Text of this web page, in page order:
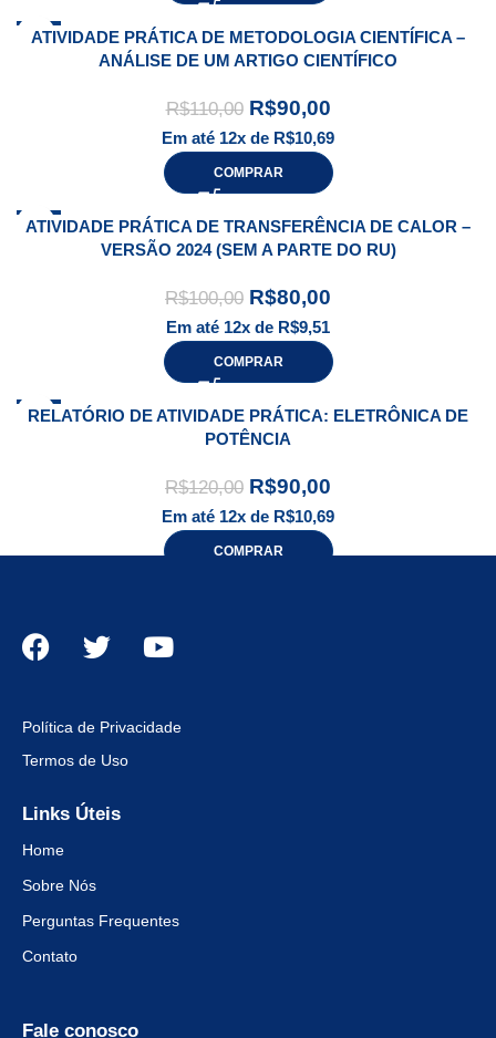
-18%
ATIVIDADE PRÁTICA DE METODOLOGIA CIENTÍFICA –
ANÁLISE DE UM ARTIGO CIENTÍFICO
R$110,00 R$90,00
Em até 12x de R$10,69
COMPRAR
-20%
ATIVIDADE PRÁTICA DE TRANSFERÊNCIA DE CALOR –
VERSÃO 2024 (SEM A PARTE DO RU)
R$100,00 R$80,00
Em até 12x de R$9,51
COMPRAR
-25%
RELATÓRIO DE ATIVIDADE PRÁTICA: ELETRÔNICA DE
POTÊNCIA
R$120,00 R$90,00
Em até 12x de R$10,69
COMPRAR
Política de Privacidade
Termos de Uso
Links Úteis
Home
Sobre Nós
Perguntas Frequentes
Contato
Fale conosco